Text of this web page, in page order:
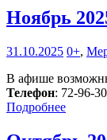
Ноябрь
31.10.2025 0+,
В афише
Телефон: 72-96-30
Подробнее